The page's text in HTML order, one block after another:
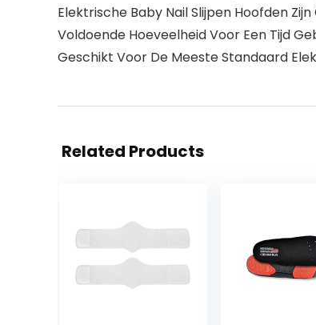
Elektrische Baby Nail Slijpen Hoofden
Voldoende Hoeveelheid Voor Een Tijd
Geschikt Voor De Meeste Standaard
Related Products